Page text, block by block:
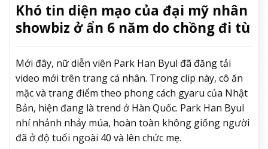
Khó tin diện mạo của đại mỹ nhân
showbiz ở ẩn 6 năm do chồng đi tù
Mới đây, nữ diễn viên Park Han Byul đã đăng tải
video mới trên trang cá nhân. Trong clip này, cô ăn
mặc và trang điểm theo phong cách gyaru của Nhật
Bản, hiện đang là trend ở Hàn Quốc. Park Han Byul
nhí nhảnh nhảy múa, hoàn toàn không giống người
đã ở độ tuổi ngoài 40 và lên chức mẹ.